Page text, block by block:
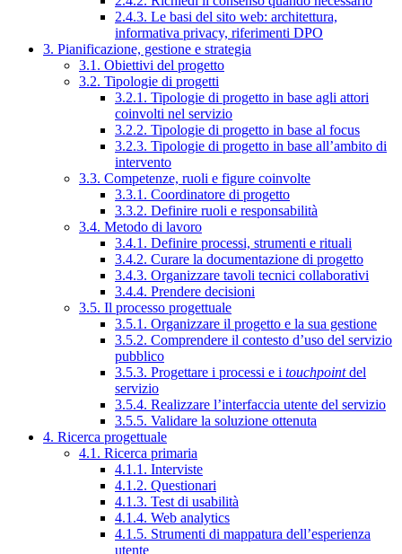
2.4.3. Le basi del sito web: architettura,
informativa privacy, riferimenti DPO
3. Pianificazione, gestione e strategia
3.1. Obiettivi del progetto
3.2. Tipologie di progetti
3.2.1. Tipologie di progetto in base agli attori
coinvolti nel servizio
3.2.2. Tipologie di progetto in base al focus
3.2.3. Tipologie di progetto in base all’ambito di
intervento
3.3. Competenze, ruoli e figure coinvolte
3.3.1. Coordinatore di progetto
3.3.2. Definire ruoli e responsabilità
3.4. Metodo di lavoro
3.4.1. Definire processi, strumenti e rituali
3.4.2. Curare la documentazione di progetto
3.4.3. Organizzare tavoli tecnici collaborativi
3.4.4. Prendere decisioni
3.5. Il processo progettuale
3.5.1. Organizzare il progetto e la sua gestione
3.5.2. Comprendere il contesto d’uso del servizio
pubblico
3.5.3. Progettare i processi e i touchpointdel
servizio
3.5.4. Realizzare l’interfaccia utente del servizio
3.5.5. Validare la soluzione ottenuta
4. Ricerca progettuale
4.1. Ricerca primaria
4.1.1. Interviste
4.1.2. Questionari
4.1.3. Test di usabilità
4.1.4. Web analytics
4.1.5. Strumenti di mappatura dell’esperienza
utente